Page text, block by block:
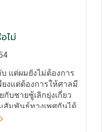
ไม่
แต่ผมยังไม่ต้องการ
ยงแต่ต้องการให้ศาลมี
กับชายชู้เลิกยุ่งเกี่ยว
สัมพันธ์ทางเพศกันได้